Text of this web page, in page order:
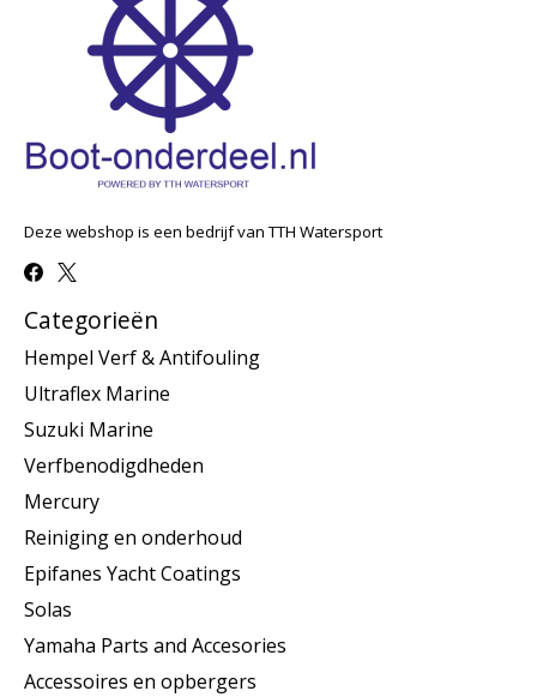
Deze webshop is een bedrijf van TTH Watersport
Categorieën
Hempel Verf & Antifouling
Ultraflex Marine
Suzuki Marine
Verfbenodigdheden
Mercury
Reiniging en onderhoud
Epifanes Yacht Coatings
Solas
Yamaha Parts and Accesories
Accessoires en opbergers